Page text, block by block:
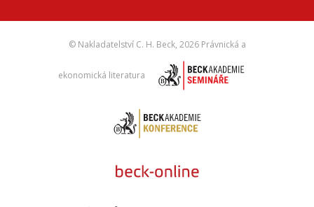
© Nakladatelství C. H. Beck, 2026 Právnická a
ekonomická literatura